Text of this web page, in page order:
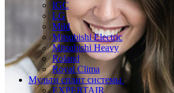
IGC
LG
Mild
Mitsubishi Electric
Mitsubishi Heavy
Roland
Royal Clima
Мульти сплит системы
EXPERTAIR